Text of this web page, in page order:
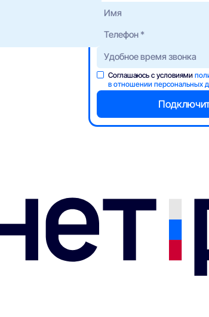
Соглашаюсь с условиями
в отношении персональных